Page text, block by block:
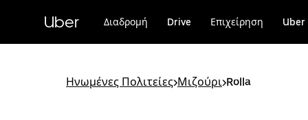
περιεχόμενο
Uber Διαδρομή Drive Επιχείρηση Uber
Ηνωμένες Πολιτείες>Μιζούρι>Rolla